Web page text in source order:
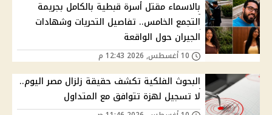
بالاسماء مقتل أسرة قبطية بالكامل بجريمة
التجمع الخامس.. تفاصيل التحريات وشهادات
الجيران حول الواقعة
البحوث الفلكية تكشف حقيقة زلزال مصر اليوم..
لا تسجيل لهزة تتوافق مع المتداول